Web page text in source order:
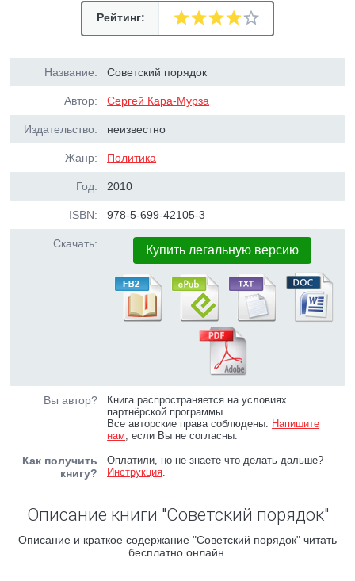
Рейтинг:
Название: Советский порядок
Автор: Сергей Кара-Мурза
Издательство: неизвестно
Жанр: Политика
Год: 2010
ISBN: 978-5-699-42105-3
Скачать: Купить легальную версию
Вы автор?
Книга распространяется на условиях
партнёрской программы.
Все авторские права соблюдены. Напишите
нам, если Вы не согласны.
Как получить
книгу?
Оплатили, но не знаете что делать дальше?
Инструкция.
Описание книги "Советский порядок"
Описание и краткое содержание "Советский порядок" читать
бесплатно онлайн.